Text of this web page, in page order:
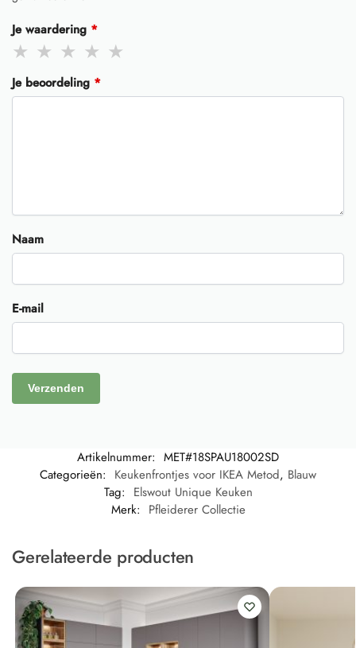
Je waardering *
Je beoordeling *
Naam
E-mail
Artikelnummer: MET#18SPAU18002SD
Categorieën: Keukenfrontjes voor IKEA Metod, Blauw
Tag: Elswout Unique Keuken
Merk: Pfleiderer Collectie
Gerelateerde producten